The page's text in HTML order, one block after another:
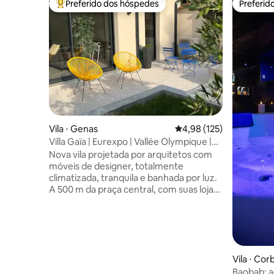
Entre os melhores preferidos dos hóspedes
Preferido dos hóspedes
Vila ⋅ Genas 4,98 de uma avaliação
4,98 (125)
Villa Gaïa | Eurexpo | Vallée Olympique |
LDLC | Aeroporto
Nova vila projetada por arquitetos com
móveis de designer, totalmente
climatizada, tranquila e banhada por luz.
A 500 m da praça central, com suas lojas
Vila ⋅